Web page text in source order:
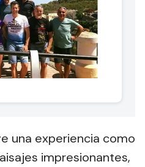
una experiencia como
impresionantes,